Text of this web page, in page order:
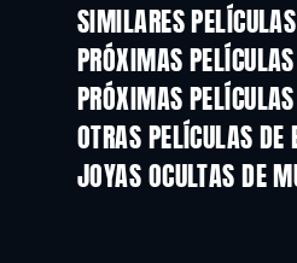
SIMILARES
PRÓXIMAS
PRÓXIMAS
OTRAS PELÍCULAS
JOYAS OCULTAS DE TV